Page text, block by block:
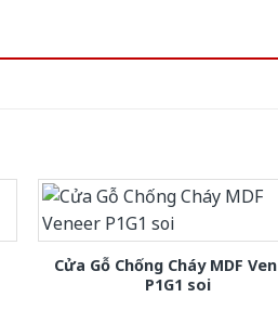
Cửa Gỗ Chống Cháy MDF
P1G1 soi